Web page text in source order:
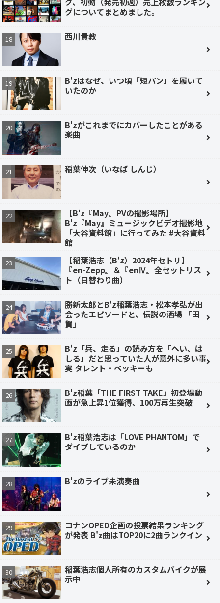
グについてまとめました。
西川貴教
B'zはなぜ、いつ頃「短パン」を履いて
いたのか
B'zがこれまでにカバーしたことがある
楽曲
稲葉伸次（いなば しんじ）
【B'z『May』PVの撮影場所】
B'z『May』ミュージックビデオ撮影地
「大谷資料館」に行ってみた #大谷資料
館
【稲葉浩志（B'z）2024年セトリ】
『en-Zepp』＆『enⅣ』全セットリス
ト（日替わり曲）
勝新太郎とB'z稲葉浩志・松本孝弘が出
会ったエピソードと、伝説の酒場 「田
賀」
B'z「兵、走る」の読み方を「へい、は
しる」だと思っていた人が意外に多い事
実 タレント・ベッキーも
B'z稲葉「THE FIRST TAKE」初登場動
画が急上昇1位獲得、100万再生突破
B'z稲葉浩志は「LOVE PHANTOM」で
ダイブしているのか
B'zのライブ未演奏曲
コナンOPED企画の投票結果ランキング
が発表 B'z曲はTOP20に2曲ランクイン
稲葉浩志個人所有のカスタムバイクが展
示中